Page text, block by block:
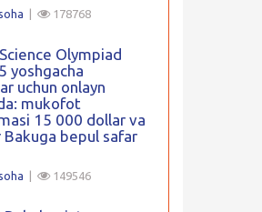
178768
Olympiad
yoshgacha
uchun onlayn
mukofot
15 000 dollar va
Bakuga bepul safar
149546